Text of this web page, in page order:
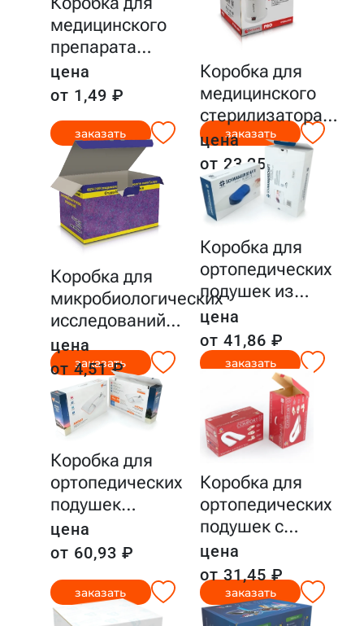
медицинского
препарата…
цена
от 1,49 ₽
заказать
Коробка для
медицинского
стерилизатора…
цена
от 23,25 ₽
заказать
Коробка для
микробиологических
исследований…
цена
от 4,51 ₽
заказать
Коробка для
ортопедических
подушек из…
цена
от 41,86 ₽
заказать
Коробка для
ортопедических
подушек…
цена
от 60,93 ₽
заказать
Коробка для
ортопедических
подушек с…
цена
от 31,45 ₽
заказать